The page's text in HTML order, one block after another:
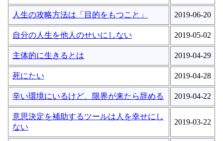
人生の攻略方法は「目的をもつこと」 2019-06-20
自分の人生を他人のせいにしない 2019-05-02
主体的に生きるとは 2019-04-29
死にたい 2019-04-28
辛い環境にいるけど、限界が来たら辞める 2019-04-22
意思決定を補助するツールは人を幸せにし
ない
2019-03-22